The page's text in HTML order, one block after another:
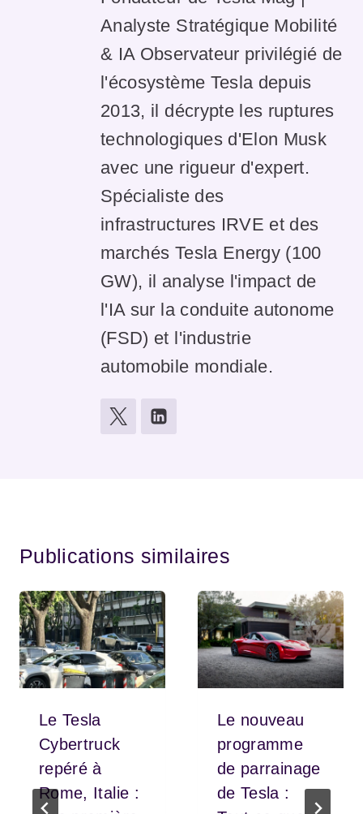
Analyste Stratégique Mobilité
& IA Observateur privilégié de
l'écosystème Tesla depuis
2013, il décrypte les ruptures
technologiques d'Elon Musk
avec une rigueur d'expert.
Spécialiste des
infrastructures IRVE et des
marchés Tesla Energy (100
GW), il analyse l'impact de
l'IA sur la conduite autonome
(FSD) et l'industrie
automobile mondiale.
Publications similaires
Le Tesla
Cybertruck
repéré à
Rome, Italie :
Le nouveau
programme
de parrainage
de Tesla :